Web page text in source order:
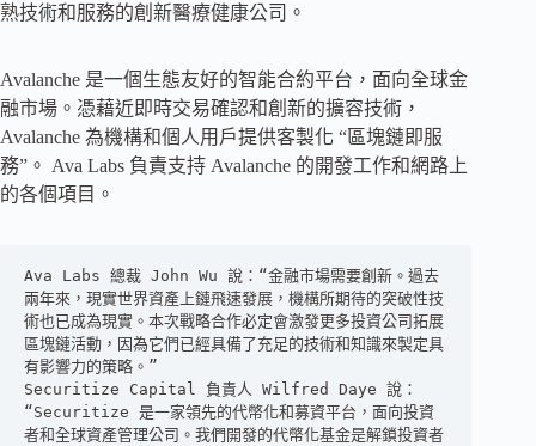
熟技術和服務的創新醫療健康公司。
Avalanche 是一個生態友好的智能合約平台，面向全球金
融市場。憑藉近即時交易確認和創新的擴容技術，
Avalanche 為機構和個人用戶提供客製化 “區塊鏈即服
務”。 Ava Labs 負責支持 Avalanche 的開發工作和網路上
的各個項目。
Ava Labs 總裁 John Wu 說：“金融市場需要創新。過去
兩年來，現實世界資產上鏈飛速發展，機構所期待的突破性技
術也已成為現實。本次戰略合作必定會激發更多投資公司拓展
區塊鏈活動，因為它們已經具備了充足的技術和知識來製定具
有影響力的策略。”
Securitize Capital 負責人 Wilfred Daye 說：
“Securitize 是一家領先的代幣化和募資平台，面向投資
者和全球資產管理公司。我們開發的代幣化基金是解鎖投資者